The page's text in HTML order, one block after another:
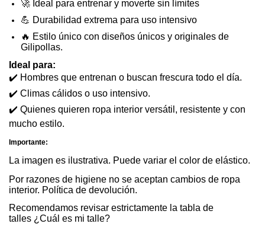
🚀 Ideal para entrenar y moverte sin límites
💪 Durabilidad extrema para uso intensivo
🔥 Estilo único con diseños únicos y originales de
Gilipollas.
Ideal para:
✔ Hombres que entrenan o buscan frescura todo el día.
✔ Climas cálidos o uso intensivo.
✔ Quienes quieren ropa interior versátil, resistente y con
mucho estilo.
Importante:
La imagen es ilustrativa. Puede variar el color de elástico.
Por razones de higiene no se aceptan cambios de ropa
interior. Política de devolución.
Recomendamos revisar estrictamente la tabla de
talles ¿Cuál es mi talle?